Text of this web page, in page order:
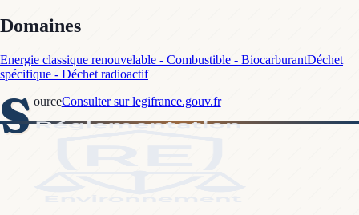
Domaines
Energie classique renouvelable - Combustible - BiocarburantDéchet
spécifique - Déchet radioactif
S ourceConsulter sur legifrance.gouv.fr